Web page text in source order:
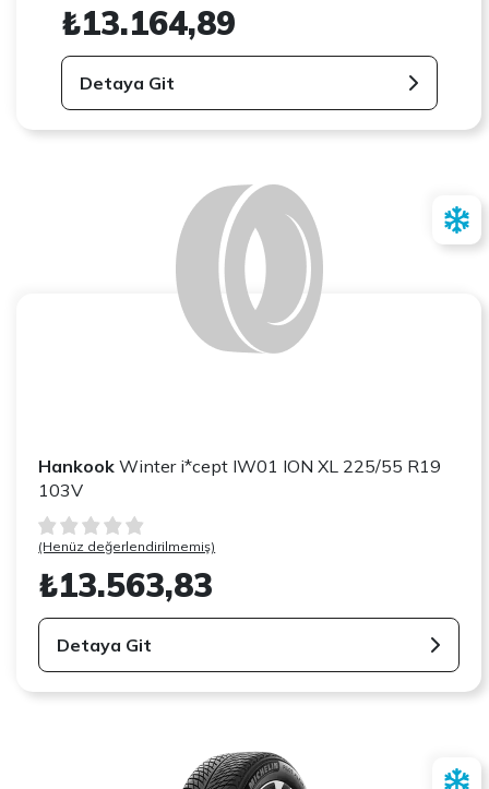
₺13.164,89
Detaya Git
Hankook Winter i*cept IW01 ION XL 225/55 R19
103V
(Henüz değerlendirilmemiş)
₺13.563,83
Detaya Git